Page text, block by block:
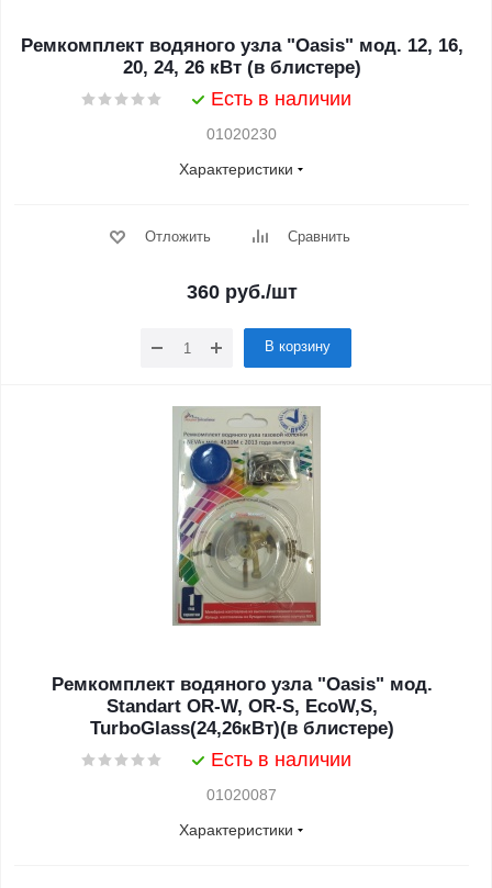
Ремкомплект водяного узла "Oasis" мод. 12, 16,
20, 24, 26 кВт (в блистере)
Есть в наличии
01020230
Характеристики
Отложить Сравнить
360 руб./шт
В корзину
Ремкомплект водяного узла "Oasis" мод.
Standart OR-W, OR-S, EcoW,S,
TurboGlass(24,26кВт)(в блистере)
Есть в наличии
01020087
Характеристики